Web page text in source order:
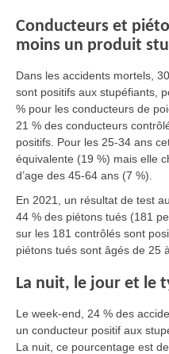
Conducteurs et
moins un produit
Dans les accidents mortels,
sont positifs aux stupéfiants,
% pour les conducteurs de
21 % des conducteurs
positifs. Pour les 25-34 ans
équivalente (19 %) mais elle
d’age des 45-64 ans (7 %).
En 2021, un résultat de test
44 % des piétons tués (181
sur les 181 contrôlés sont
piétons tués sont âgés de 25
La nuit, le jour et le
Le week-end, 24 % des
un conducteur positif aux
La nuit, ce pourcentage est